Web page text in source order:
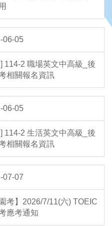
06-05
114-2 職場英文中高級_後
相關報名資訊
06-05
114-2 生活英文中高級_後
相關報名資訊
07-07
園考】2026/7/11(六) TOEIC
應考通知